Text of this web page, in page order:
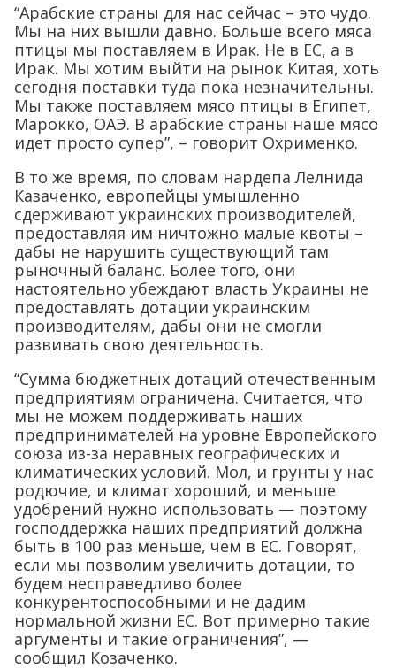
“Арабские страны для нас сейчас – это чудо.
Мы на них вышли давно. Больше всего мяса
птицы мы поставляем в Ирак. Не в ЕС, а в
Ирак. Мы хотим выйти на рынок Китая, хоть
сегодня поставки туда пока незначительны.
Мы также поставляем мясо птицы в Египет,
Марокко, ОАЭ. В арабские страны наше мясо
идет просто супер”, – говорит Охрименко.
В то же время, по словам нардепа Лелнида
Казаченко, европейцы умышленно
сдерживают украинских производителей,
предоставляя им ничтожно малые квоты –
дабы не нарушить существующий там
рыночный баланс. Более того, они
настоятельно убеждают власть Украины не
предоставлять дотации украинским
производителям, дабы они не смогли
развивать свою деятельность.
“Сумма бюджетных дотаций отечественным
предприятиям ограничена. Считается, что
мы не можем поддерживать наших
предпринимателей на уровне Европейского
союза из-за неравных географических и
климатических условий. Мол, и грунты у нас
родючие, и климат хороший, и меньше
удобрений нужно использовать — поэтому
господдержка наших предприятий должна
быть в 100 раз меньше, чем в ЕС. Говорят,
если мы позволим увеличить дотации, то
будем несправедливо более
конкурентоспособными и не дадим
нормальной жизни ЕС. Вот примерно такие
аргументы и такие ограничения”, —
сообщил Козаченко.